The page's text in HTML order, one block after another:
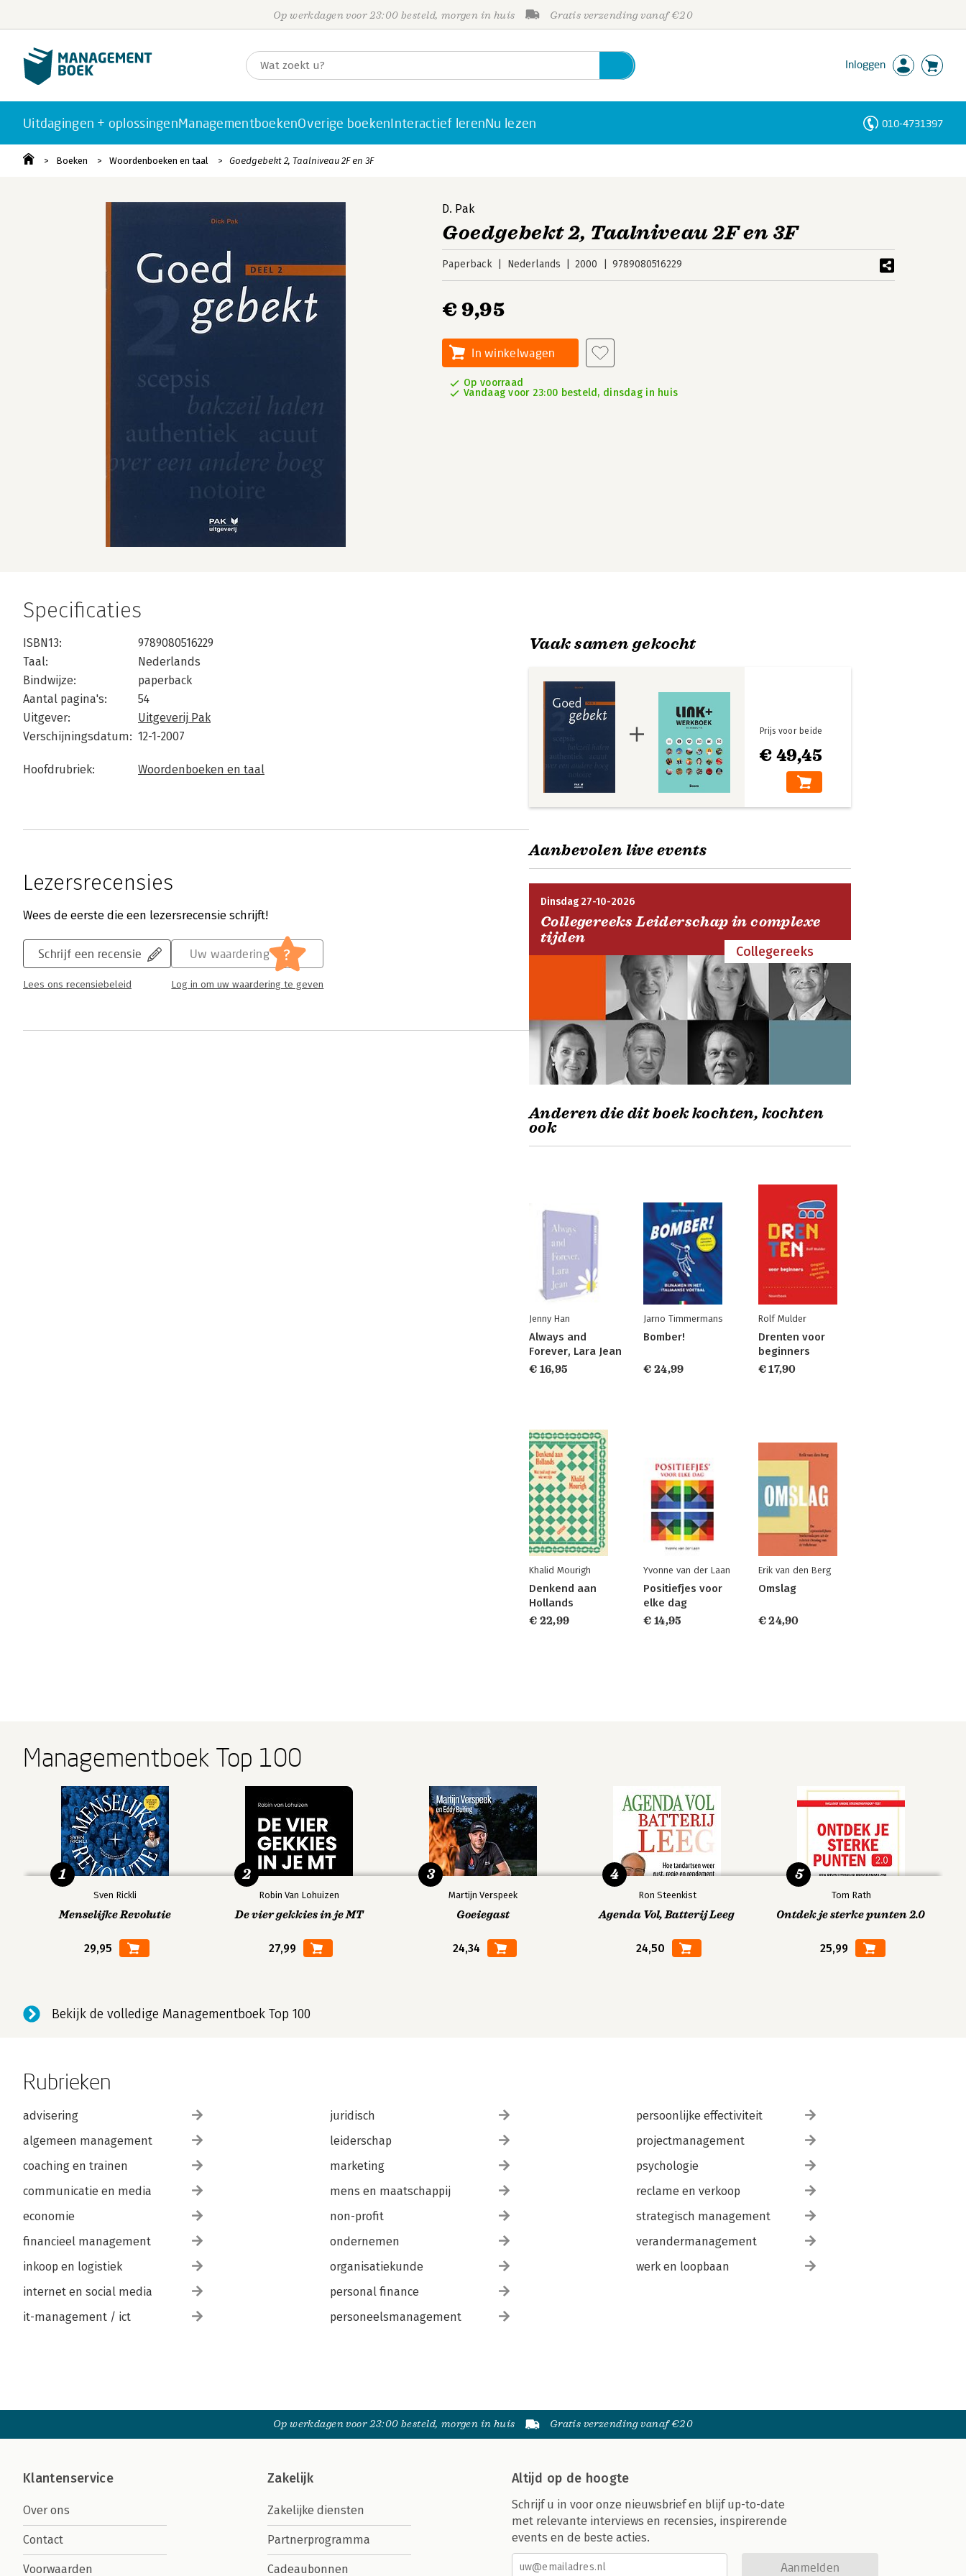
Op werkdagen voor 23:00 besteld, morgen in huis Gratis verzending vanaf €20
Inloggen
Uitdagingen + oplossingenManagementboekenOverige boekenInteractief lerenNu lezen 010-4731397
Boeken Woordenboeken en taal Goedgebekt 2, Taalniveau 2F en 3F
D. Pak
Goedgebekt 2, Taalniveau 2F en 3F
Paperback Nederlands 2000 9789080516229
€ 9,95
In winkelwagen
Op voorraad
Vandaag voor 23:00 besteld, dinsdag in huis
Specificaties
ISBN13:
9789080516229
Taal:
Nederlands
Bindwijze:
paperback
Aantal pagina's:
54
Uitgever:
Uitgeverij Pak
Verschijningsdatum: 12-1-2007
Hoofdrubriek: Woordenboeken en taal
Lezersrecensies
Wees de eerste die een lezersrecensie schrijft!
Schrijf een recensie
Lees ons recensiebeleid
Uw waardering ?
Log in om uw waardering te geven
Vaak samen gekocht
€ 49,45
Prijs voor beide
Aanbevolen live events
Dinsdag 27-10-2026
Collegereeks Leiderschap in complexe
tijden
Collegereeks
Anderen die dit boek kochten, kochten
ook
Jenny Han
Always and
Forever, Lara Jean
€ 16,95
Jarno Timmermans
Bomber!
€ 24,99
Rolf Mulder
Drenten voor
beginners
€ 17,90
Khalid Mourigh
Denkend aan
Hollands
€ 22,99
Yvonne van der Laan
Positiefjes voor
elke dag
€ 14,95
Erik van den Berg
Omslag
€ 24,90
Managementboek Top 100
Sven Rickli
Menselijke Revolutie
29,95
1
Robin Van Lohuizen
De vier gekkies in je MT
27,99
2
Martijn Verspeek
Goeiegast
24,34
3
Ron Steenkist
Agenda Vol, Batterij Leeg
24,50
4
Tom Rath
Ontdek je sterke punten 2.0
25,99
5
Bekijk de volledige Managementboek Top 100
Rubrieken
advisering
algemeen management
coaching en trainen
communicatie en media
economie
financieel management
inkoop en logistiek
internet en social media
it-management / ict
juridisch
leiderschap
marketing
mens en maatschappij
non-profit
ondernemen
organisatiekunde
personal finance
personeelsmanagement
persoonlijke effectiviteit
projectmanagement
psychologie
reclame en verkoop
strategisch management
verandermanagement
werk en loopbaan
Op werkdagen voor 23:00 besteld, morgen in huis Gratis verzending vanaf €20
Klantenservice
Over ons
Contact
Voorwaarden
Zakelijk
Zakelijke diensten
Partnerprogramma
Cadeaubonnen
Altijd op de hoogte
Schrijf u in voor onze nieuwsbrief en blijf up-to-date
met relevante interviews en recensies, inspirerende
events en de beste acties.
Aanmelden
Personen